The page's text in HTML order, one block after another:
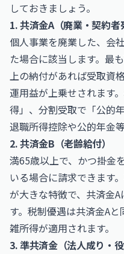
しておきましょう。
1. 共済金A（廃業・契約者
個人事業を廃業した、会
た場合に該当します。最
上の納付があれば受取資
運用益が上乗せされます
得」、分割受取で「公的
退職所得控除や公的年金
2. 共済金B（老齢給付）
満65歳以上で、かつ掛金
いる場合に請求できます
が大きな特徴で、共済金
す。税制優遇は共済金A
雑所得が適用されます。
3. 準共済金（法人成り・役